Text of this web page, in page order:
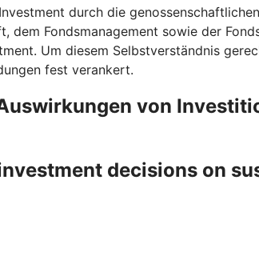
durch die
dem Fondsmanagement sowie der
Um diesem Selbstverständnis
fest verankert.
von
decisions on